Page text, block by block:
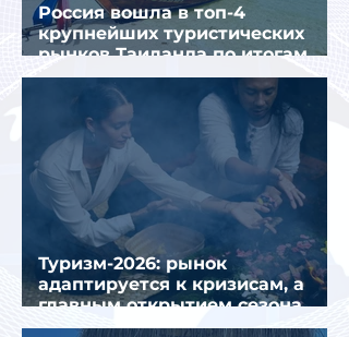
Россия вошла в топ-4
крупнейших туристических
рынков Таиланда по итогам
семи месяцев 2026 года
Туризм-2026: рынок
адаптируется к кризисам, а
главным открытием сезона
стал Вьетнам